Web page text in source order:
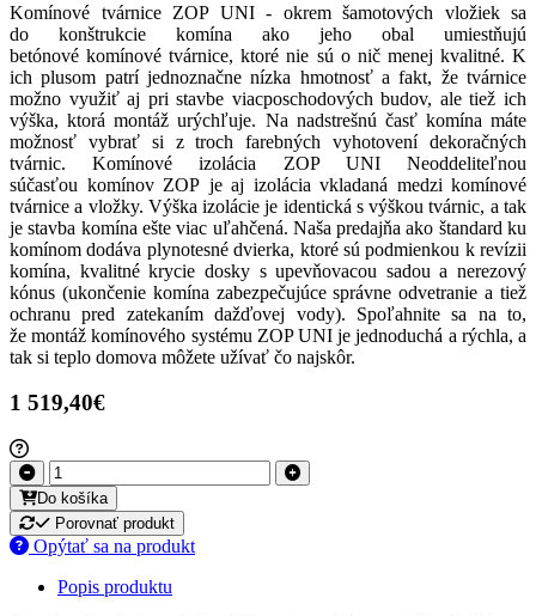
Komínové tvárnice ZOP UNI - okrem šamotových vložiek sa
do konštrukcie komína ako jeho obal umiestňujú
betónové komínové tvárnice, ktoré nie sú o nič menej kvalitné. K
ich plusom patrí jednoznačne nízka hmotnosť a fakt, že tvárnice
možno využiť aj pri stavbe viacposchodových budov, ale tiež ich
výška, ktorá montáž urýchľuje. Na nadstrešnú časť komína máte
možnosť vybrať si z troch farebných vyhotovení dekoračných
tvárnic. Komínové izolácia ZOP UNI Neoddeliteľnou
súčasťou komínov ZOP je aj izolácia vkladaná medzi komínové
tvárnice a vložky. Výška izolácie je identická s výškou tvárnic, a tak
je stavba komína ešte viac uľahčená. Naša predajňa ako štandard ku
komínom dodáva plynotesné dvierka, ktoré sú podmienkou k revízii
komína, kvalitné krycie dosky s upevňovacou sadou a nerezový
kónus (ukončenie komína zabezpečujúce správne odvetranie a tiež
ochranu pred zatekaním dažďovej vody). Spoľahnite sa na to,
že montáž komínového systému ZOP UNI je jednoduchá a rýchla, a
tak si teplo domova môžete užívať čo najskôr.
1 519,40€
Do košíka
Porovnať produkt
Opýtať sa na produkt
Popis produktu